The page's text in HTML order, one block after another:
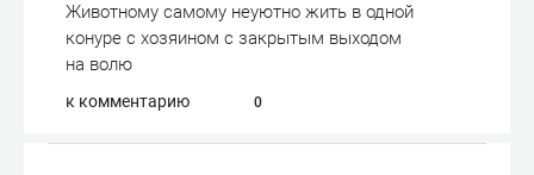
Животному самому неуютно жить в одной
конуре с хозяином с закрытым выходом
на волю
к комментарию 0